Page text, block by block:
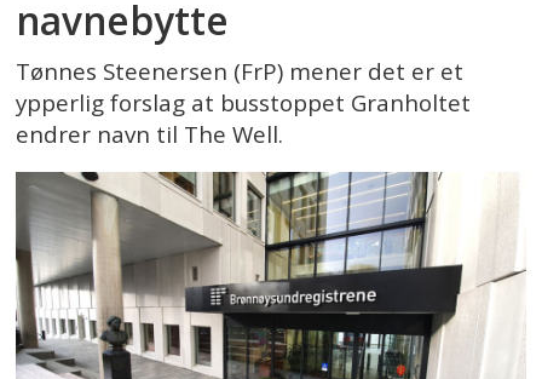
navnebytte
Tønnes Steenersen (FrP) mener det er et
ypperlig forslag at busstoppet Granholtet
endrer navn til The Well.